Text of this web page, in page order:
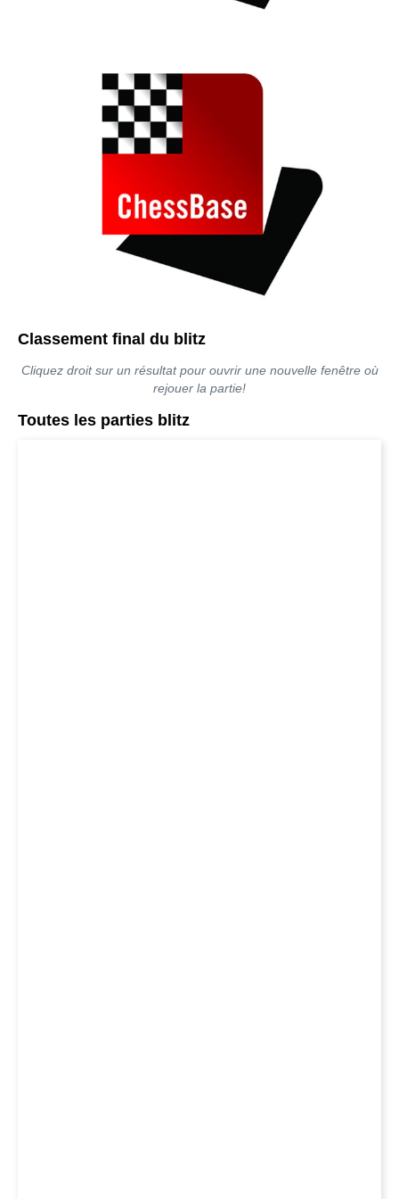
Classement final du blitz
Cliquez droit sur un résultat pour ouvrir une nouvelle fenêtre où
rejouer la partie!
Toutes les parties blitz